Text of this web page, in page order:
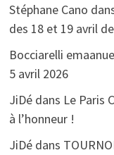
Stéphane Cano
des 18 et 19 avril
Bocciarelli
5 avril 2026
JiDédans Le Paris
à l’honneur !
JiDédans